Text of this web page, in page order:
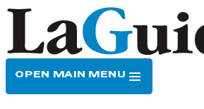
OPEN MAIN MENU